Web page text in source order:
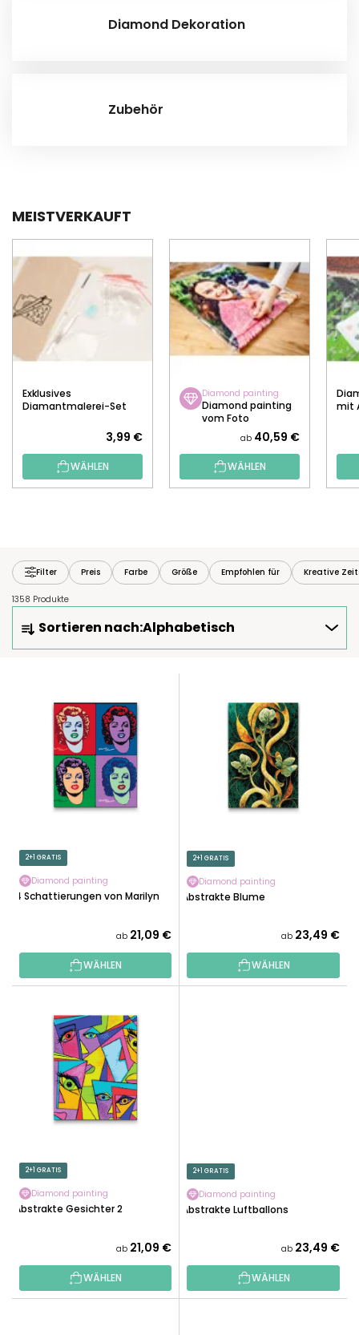
Diamond Dekoration
Zubehör
MEISTVERKAUFT
Exklusives
Diamantmalerei-Set
3,99 €
WÄHLEN
Diamond painting
Diamond painting
vom Foto
ab 40,59 €
WÄHLEN
mit
Filter Preis Farbe Größe Empfohlen für Kreative
1358 Produkte
O
R
U
N
Sortieren nach:Alphabetisch
R
O
D
T
2+1 GRATIS
Diamond painting
4 Schattierungen von Marilyn
ab 21,09 €
WÄHLEN
2+1 GRATIS
Diamond painting
Abstrakte Blume
ab 23,49 €
WÄHLEN
2+1 GRATIS
Diamond painting
Abstrakte Gesichter 2
ab 21,09 €
WÄHLEN
2+1 GRATIS
Diamond painting
Abstrakte Luftballons
ab 23,49 €
WÄHLEN